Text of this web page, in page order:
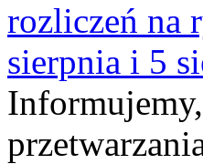
rozliczeń na
sierpnia i 5